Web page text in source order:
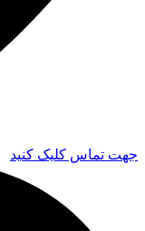
جهت تماس کلیک کنید